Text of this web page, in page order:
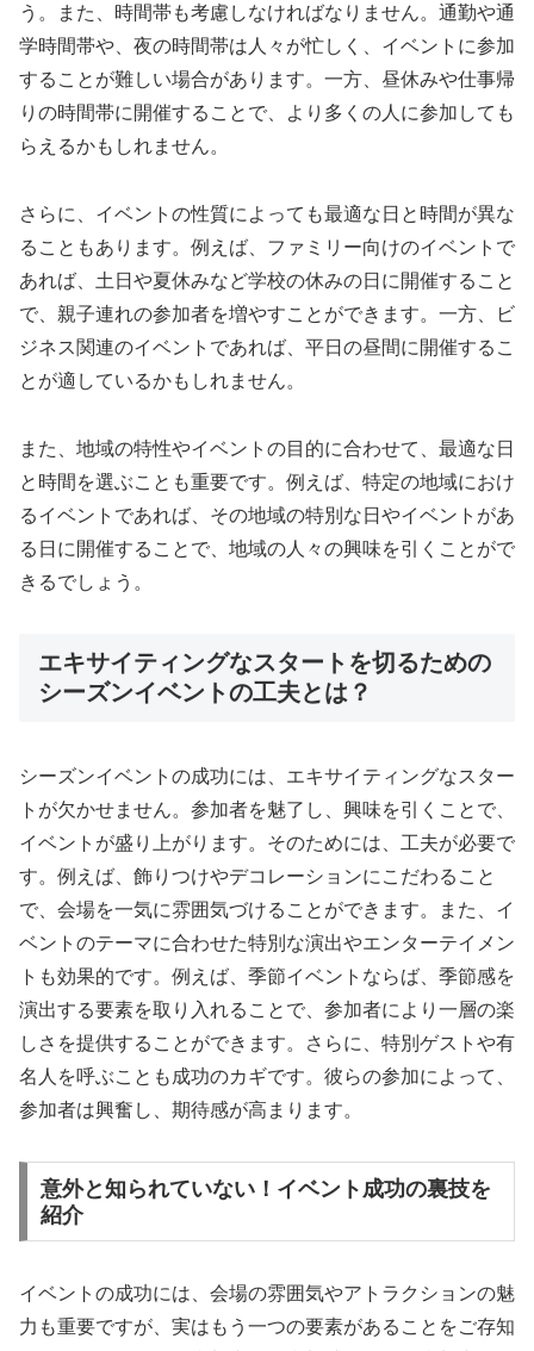
う。また、時間帯も考慮しなければなりません。通勤や通
学時間帯や、夜の時間帯は人々が忙しく、イベントに参加
することが難しい場合があります。一方、昼休みや仕事帰
りの時間帯に開催することで、より多くの人に参加しても
らえるかもしれません。
さらに、イベントの性質によっても最適な日と時間が異な
ることもあります。例えば、ファミリー向けのイベントで
あれば、土日や夏休みなど学校の休みの日に開催すること
で、親子連れの参加者を増やすことができます。一方、ビ
ジネス関連のイベントであれば、平日の昼間に開催するこ
とが適しているかもしれません。
また、地域の特性やイベントの目的に合わせて、最適な日
と時間を選ぶことも重要です。例えば、特定の地域におけ
るイベントであれば、その地域の特別な日やイベントがあ
る日に開催することで、地域の人々の興味を引くことがで
きるでしょう。
エキサイティングなスタートを切るための
シーズンイベントの工夫とは？
シーズンイベントの成功には、エキサイティングなスター
トが欠かせません。参加者を魅了し、興味を引くことで、
イベントが盛り上がります。そのためには、工夫が必要で
す。例えば、飾りつけやデコレーションにこだわること
で、会場を一気に雰囲気づけることができます。また、イ
ベントのテーマに合わせた特別な演出やエンターテイメン
トも効果的です。例えば、季節イベントならば、季節感を
演出する要素を取り入れることで、参加者により一層の楽
しさを提供することができます。さらに、特別ゲストや有
名人を呼ぶことも成功のカギです。彼らの参加によって、
参加者は興奮し、期待感が高まります。
意外と知られていない！イベント成功の裏技を
紹介
イベントの成功には、会場の雰囲気やアトラクションの魅
力も重要ですが、実はもう一つの要素があることをご存知